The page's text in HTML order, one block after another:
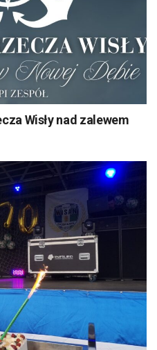
Wisły nad zalewem